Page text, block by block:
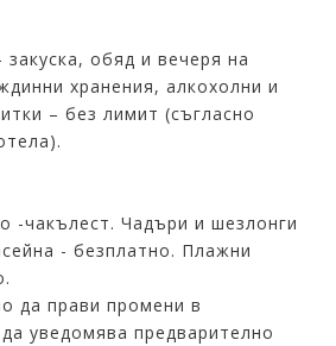
обяд и вечеря на
хранения, алкохолни и
– без лимит (съгласно
-чакълест. Чадъри и шезлонги
- безплатно. Плажни
да прави промени в
уведомява предварително